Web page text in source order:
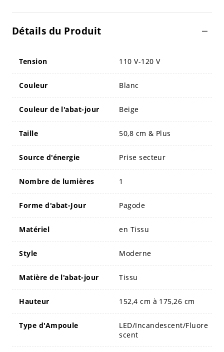
Détails du Produit
Tension 110 V-120 V
Couleur Blanc
Couleur de l'abat-jour Beige
Taille 50,8 cm & Plus
Source d'énergie Prise secteur
Nombre de lumières 1
Forme d'abat-Jour Pagode
Matériel en Tissu
Style Moderne
Matière de l'abat-jour Tissu
Hauteur 152,4 cm à 175,26 cm
Type d'Ampoule
LED/Incandescent/Fluore
scent